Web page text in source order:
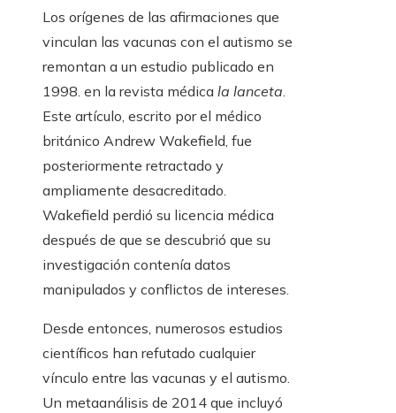
Los orígenes de las afirmaciones que
vinculan las vacunas con el autismo se
remontan a un estudio publicado en
1998. en la revista médica la lanceta.
Este artículo, escrito por el médico
británico Andrew Wakefield, fue
posteriormente retractado y
ampliamente desacreditado.
Wakefield perdió su licencia médica
después de que se descubrió que su
investigación contenía datos
manipulados y conflictos de intereses.
Desde entonces, numerosos estudios
científicos han refutado cualquier
vínculo entre las vacunas y el autismo.
Un metaanálisis de 2014 que incluyó